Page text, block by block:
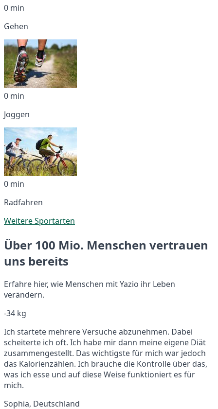
0 min
Gehen
0 min
Joggen
0 min
Radfahren
Weitere Sportarten
Über 100 Mio. Menschen vertrauen
uns bereits
Erfahre hier, wie Menschen mit Yazio ihr Leben
verändern.
-34 kg
Ich startete mehrere Versuche abzunehmen. Dabei
scheiterte ich oft. Ich habe mir dann meine eigene Diät
zusammengestellt. Das wichtigste für mich war jedoch
das Kalorienzählen. Ich brauche die Kontrolle über das,
was ich esse und auf diese Weise funktioniert es für
mich.
Sophia, Deutschland